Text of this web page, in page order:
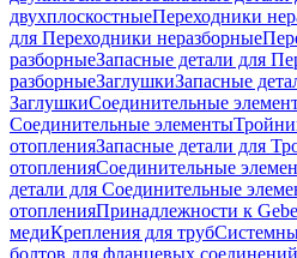
двухплоскостныеПереходники
для Переходники неразборные
разборныеЗапасные детали для
разборныеЗаглушкиЗапасные
ЗаглушкиСоединительные
Соединительные элементы
отопленияЗапасные детали для
отопленияСоединительные
детали для Соединительные
отопленияПринадлежности к
медиКрепления для труб
болтов для фланцевых соединений